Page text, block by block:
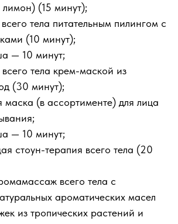
лимон) (15 минут);
тела питательным пилингом с
(10 минут);
— 10 минут;
тела крем-маской из
(30 минут);
(в ассортименте) для лица
— 10 минут;
стоун-терапия всего тела (20
всего тела с
ароматических масел
из тропических растений и